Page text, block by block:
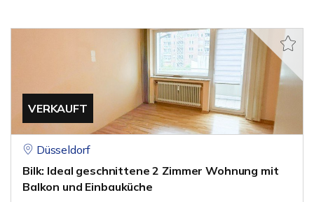
VERKAUFT
Düsseldorf
Bilk: Ideal geschnittene 2 Zimmer Wohnung mit
Balkon und Einbauküche